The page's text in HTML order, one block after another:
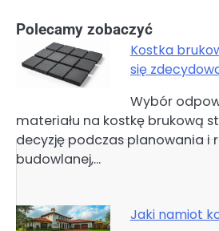
Polecamy zobaczyć
Kostka
się
Wybór
materiału na kostkę brukową
decyzję podczas planowania i
budowlanej,…
Jaki namiot
Nawigacja